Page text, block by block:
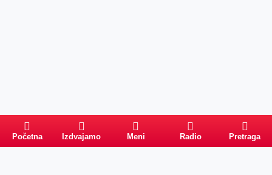
Početna Izdvajamo Meni Radio Pretraga